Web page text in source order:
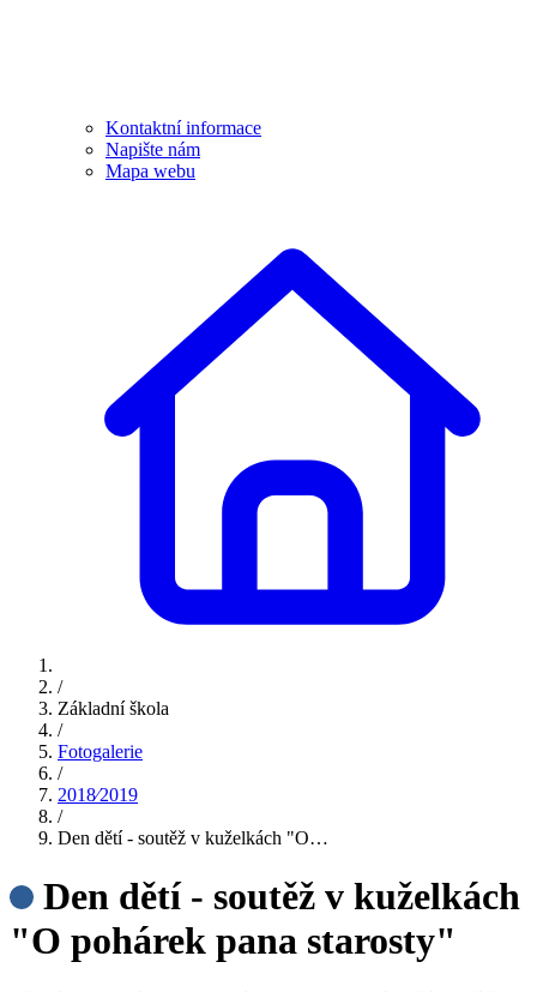
Kontaktní informace
Napište nám
Mapa webu
/
Základní škola
/
Fotogalerie
/
2018⁄2019
/
Den dětí - soutěž v kuželkách "O…
Den dětí - soutěž v kuželkách
"O pohárek pana starosty"